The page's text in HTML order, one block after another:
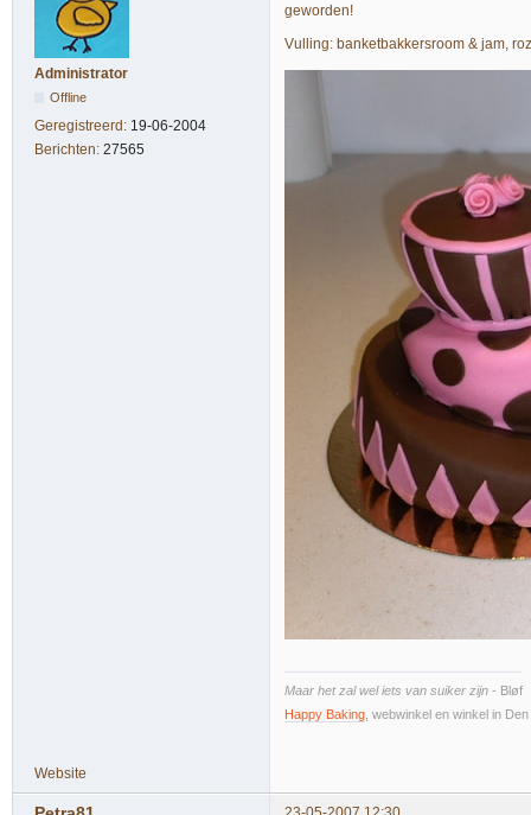
Administrator
Offline
Geregistreerd: 19-06-2004
Berichten: 27565
geworden!
Vulling: banketbakkersroom & jam,
Maar het zal wel iets van suiker zijn - Bløf
Happy Baking , webwinkel en winkel in
Website